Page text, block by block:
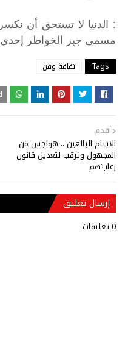
:
الدنيا لا تستحق أن نكسر
مسمى جبر الخواطر إحدى
Tags ثقافة وفن
أقدم
الايتام البالغين .. هواجس من
المجهول وترقب لتعديل قانون
رعايتهم
إرسال تعليق
0 تعليقات